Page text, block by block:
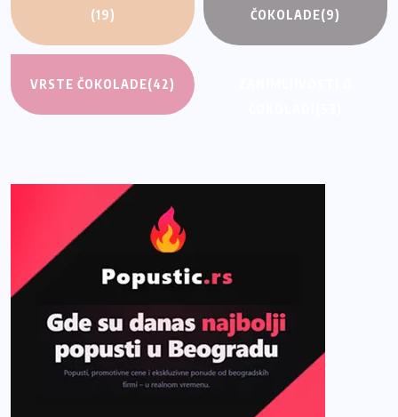
(19) ČOKOLADE(9)
VRSTE ČOKOLADE(42)